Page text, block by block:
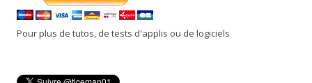
e
r
c
e
Pour plus de tutos, de tests d'applis ou de logiciels